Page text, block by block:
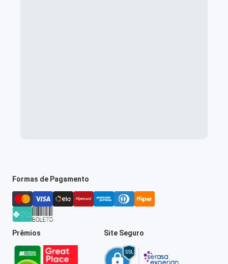
Formas de Pagamento
Prêmios Site Seguro